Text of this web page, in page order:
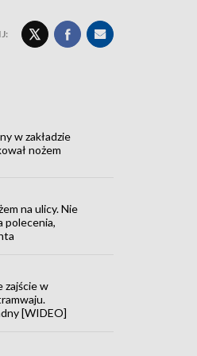
w zakładzie
nożem
na ulicy. Nie
polecenia,
zajście w
[WIDEO]